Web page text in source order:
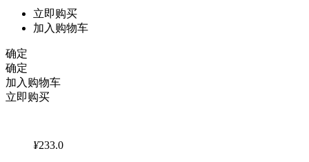
立即购买
加入购物车
确定
确定
加入购物车
立即购买
¥233.0